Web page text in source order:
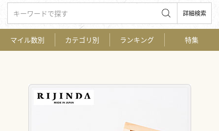
キーワードで探す 詳細検索
マイル数別 カテゴリ別 ランキング 特集